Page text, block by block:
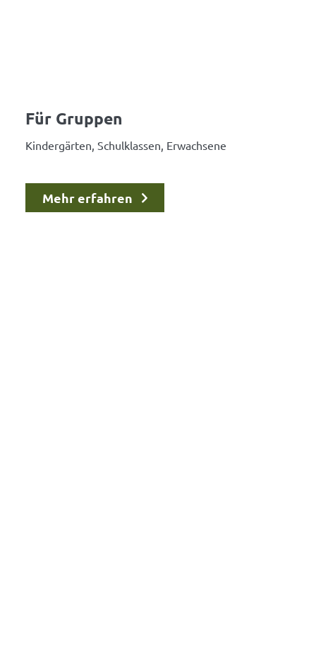
Für Gruppen
Kindergärten, Schulklassen, Erwachsene
Mehr erfahren